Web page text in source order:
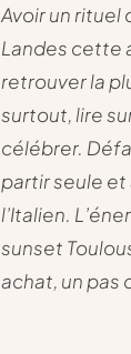
Avoir un rituel
Landes cette
retrouver la
surtout, lire
célébrer.
partir seule et
l’Italien.
sunset
achat, un pas